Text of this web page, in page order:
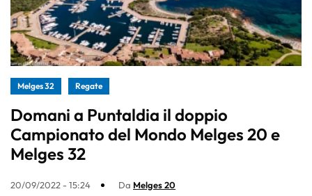
Melges 32 Regate
Domani a Puntaldia il doppio
Campionato del Mondo Melges 20 e
Melges 32
20/09/2022 - 15:24 Da Melges 20